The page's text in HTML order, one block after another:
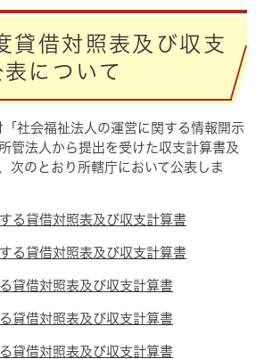
貸借対照表及び収支
について
社会福祉法人の運営に関する情報開示
管法人から提出を受けた収支計算書及
次のとおり所轄庁において公表しま
る貸借対照表及び収支計算書
る貸借対照表及び収支計算書
貸借対照表及び収支計算書
貸借対照表及び収支計算書
貸借対照表及び収支計算書